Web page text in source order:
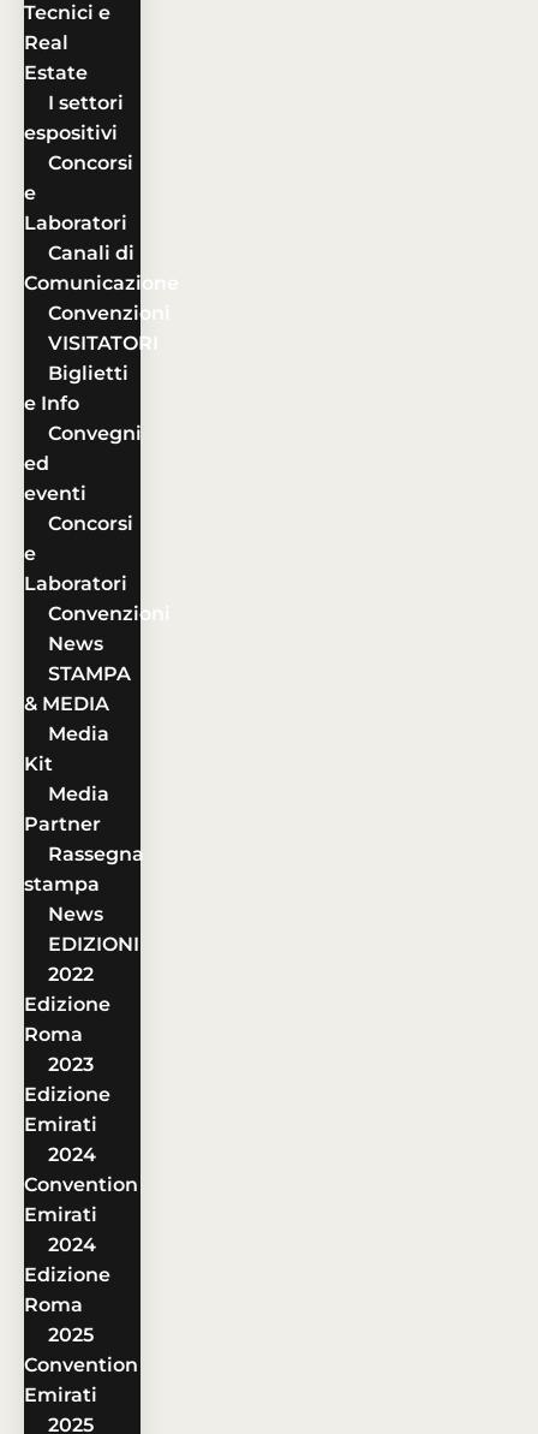
Tecnici e
Real
Estate
I settori
espositivi
Concorsi
e
Laboratori
Canali di
Comunicazione
Convenzioni
VISITATORI
Biglietti
e Info
Convegni
ed
eventi
Concorsi
e
Laboratori
Convenzioni
News
STAMPA
& MEDIA
Media
Kit
Media
Partner
Rassegna
stampa
News
EDIZIONI
2022
Edizione
Roma
2023
Edizione
Emirati
2024
Convention
Emirati
2024
Edizione
Roma
2025
Convention
Emirati
2025